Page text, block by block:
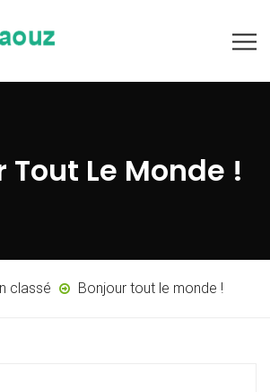
Tout Le Monde !
classé Bonjour tout le monde !